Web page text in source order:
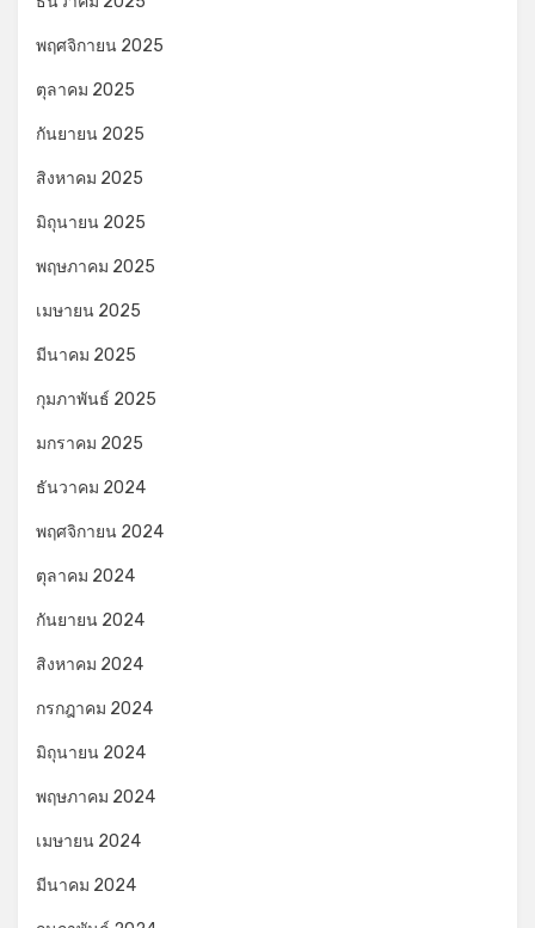
พฤศจิกายน 2025
ตุลาคม 2025
กันยายน 2025
สิงหาคม 2025
มิถุนายน 2025
พฤษภาคม 2025
เมษายน 2025
มีนาคม 2025
กุมภาพันธ์ 2025
มกราคม 2025
ธันวาคม 2024
พฤศจิกายน 2024
ตุลาคม 2024
กันยายน 2024
สิงหาคม 2024
กรกฎาคม 2024
มิถุนายน 2024
พฤษภาคม 2024
เมษายน 2024
มีนาคม 2024